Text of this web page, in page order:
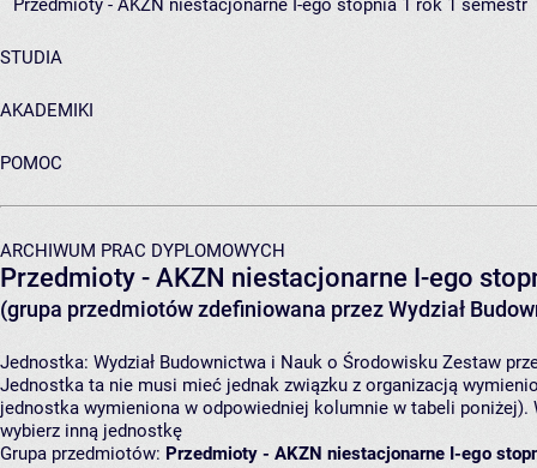
Przedmioty - AKZN niestacjonarne I-ego stopnia 1 rok 1 semestr
STUDIA
AKADEMIKI
POMOC
ARCHIWUM PRAC DYPLOMOWYCH
Przedmioty - AKZN niestacjonarne I-ego
(grupa przedmiotów zdefiniowana przez Wydział
Jednostka: Wydział Budownictwa i Nauk o Środowisku Zestaw
Jednostka ta nie musi mieć jednak związku z organizacją
jednostka wymieniona w odpowiedniej kolumnie w tabeli
wybierz inną jednostkę
Grupa przedmiotów: Przedmioty - AKZN niestacjonarne I-ego